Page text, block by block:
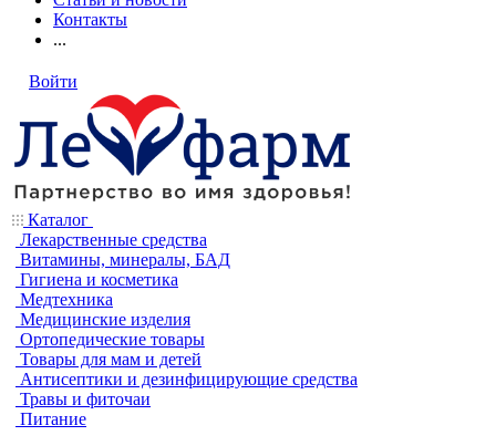
Контакты
...
Войти
Каталог
Лекарственные средства
Витамины, минералы, БАД
Гигиена и косметика
Медтехника
Медицинские изделия
Ортопедические товары
Товары для мам и детей
Антисептики и дезинфицирующие средства
Травы и фиточаи
Питание